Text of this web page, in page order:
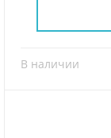
В наличии